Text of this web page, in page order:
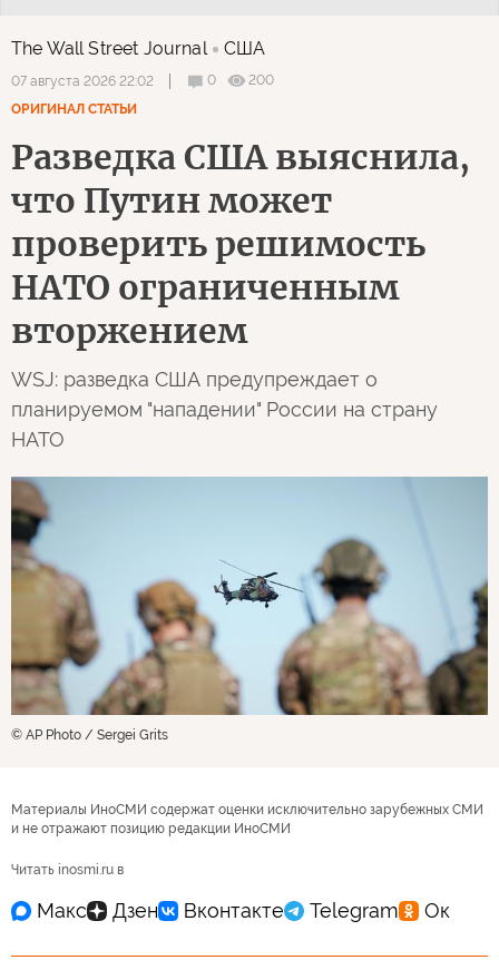
The Wall Street Journal США
07 августа 2026 22:02 0
200
ОРИГИНАЛ СТАТЬИ
Разведка США выяснила,
что Путин может
проверить решимость
НАТО ограниченным
вторжением
WSJ: разведка США предупреждает о
планируемом "нападении" России на страну
НАТО
© AP Photo / Sergei Grits
Материалы ИноСМИ содержат оценки исключительно зарубежных СМИ
и не отражают позицию редакции ИноСМИ
Читать inosmi.ru в